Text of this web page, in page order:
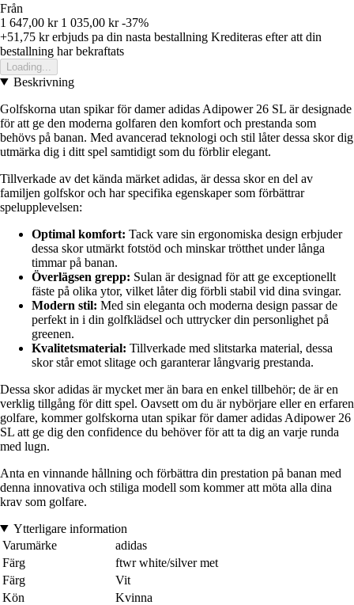
Från
1 647,00 kr 1 035,00 kr -37%
+51,75 krerbjuds pa din nasta bestallning Krediteras efter att din
bestallning har bekraftats
Loading...
Beskrivning
Golfskorna utan spikar för damer adidas Adipower 26 SL är designade
för att ge den moderna golfaren den komfort och prestanda som
behövs på banan. Med avancerad teknologi och stil låter dessa skor dig
utmärka dig i ditt spel samtidigt som du förblir elegant.
Tillverkade av det kända märket adidas, är dessa skor en del av
familjen golfskor och har specifika egenskaper som förbättrar
spelupplevelsen:
Optimal komfort: Tack vare sin ergonomiska design erbjuder
dessa skor utmärkt fotstöd och minskar trötthet under långa
timmar på banan.
Överlägsen grepp: Sulan är designad för att ge exceptionellt
fäste på olika ytor, vilket låter dig förbli stabil vid dina svingar.
Modern stil: Med sin eleganta och moderna design passar de
perfekt in i din golfklädsel och uttrycker din personlighet på
greenen.
Kvalitetsmaterial: Tillverkade med slitstarka material, dessa
skor står emot slitage och garanterar långvarig prestanda.
Dessa skor adidas är mycket mer än bara en enkel tillbehör; de är en
verklig tillgång för ditt spel. Oavsett om du är nybörjare eller en erfaren
golfare, kommer golfskorna utan spikar för damer adidas Adipower 26
SL att ge dig den confidence du behöver för att ta dig an varje runda
med lugn.
Anta en vinnande hållning och förbättra din prestation på banan med
denna innovativa och stiliga modell som kommer att möta alla dina
krav som golfare.
Ytterligare information
Varumärke
adidas
Färg
ftwr white/silver met
Färg
Vit
Kön
Kvinna